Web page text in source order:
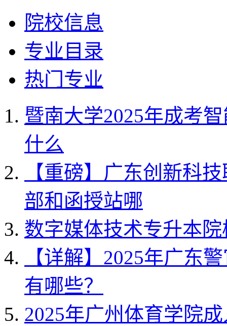
院校信息
专业目录
热门专业
暨南大学2025年成考
什么
【重磅】广东创新科
部和函授站哪
数字媒体技术专升本
【详解】2025年广东
有哪些？
2025年广州体育学院